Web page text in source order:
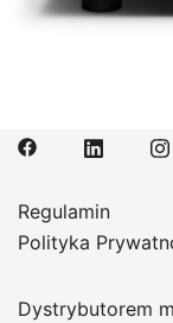
Regulamin
Polityka
Dystrybutorem